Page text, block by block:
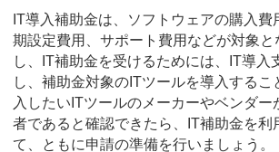
IT導入補助金は、ソフトウェアの購入費
期設定費用、サポート費用などが対象
し、IT補助金を受けるためには、IT導入
し、補助金対象のITツールを導入するこ
入したいITツールのメーカーやベンダー
者であると確認できたら、IT補助金を利
て、ともに申請の準備を行いましょう。